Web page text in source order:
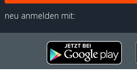
neu anmelden mit: